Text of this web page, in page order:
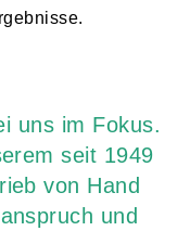
uns im Fokus.
seit 1949
von Hand
und